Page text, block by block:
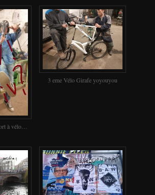
à vélo…
3 eme Vélo Girafe yoyouyou